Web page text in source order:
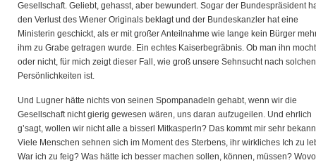
Gesellschaft. Geliebt, gehasst, aber bewundert. Sogar der Bundespräsident
den Verlust des Wiener Originals beklagt und der Bundeskanzler hat eine
Ministerin geschickt, als er mit großer Anteilnahme wie lange kein Bürger
ihm zu Grabe getragen wurde. Ein echtes Kaiserbegräbnis. Ob man ihn
oder nicht, für mich zeigt dieser Fall, wie groß unsere Sehnsucht nach solchen
Persönlichkeiten ist.
Und Lugner hätte nichts von seinen Spompanadeln gehabt, wenn wir die
Gesellschaft nicht gierig gewesen wären, uns daran aufzugeilen. Und ehrlich
g’sagt, wollen wir nicht alle a bisserl Mitkasperln? Das kommt mir sehr
Viele Menschen sehnen sich im Moment des Sterbens, ihr wirkliches Ich zu
War ich zu feig? Was hätte ich besser machen sollen, können, müssen?